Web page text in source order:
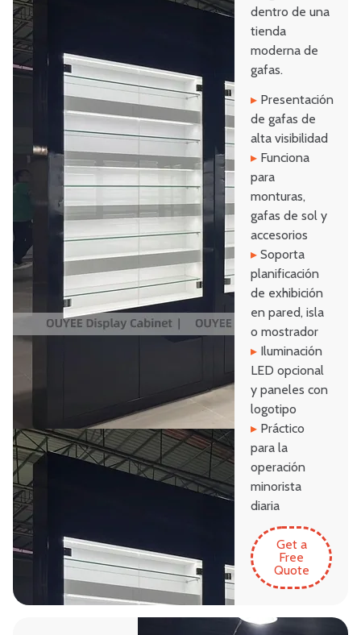
dentro de una
tienda
moderna de
gafas.
▸ Presentación
de gafas de
alta visibilidad
▸ Funciona
para
monturas,
gafas de sol y
accesorios
▸ Soporta
planificación
de exhibición
en pared, isla
o mostrador
▸ Iluminación
LED opcional
y paneles con
logotipo
▸ Práctico
para la
operación
minorista
diaria
Get a
Free
Quote